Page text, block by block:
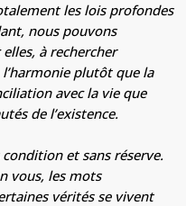
les lois profondes
nous pouvons
à rechercher
plutôt que la
avec la vie que
de l’existence.
et sans réserve.
vous, les mots
vérités se vivent